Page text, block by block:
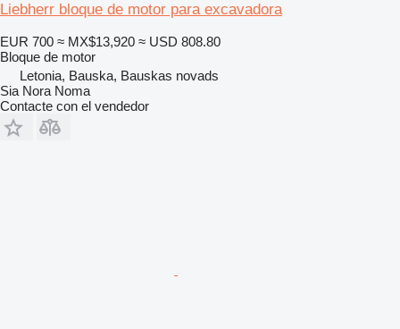
Liebherr bloque de motor para excavadora
EUR 700 ≈ MX$13,920 ≈ USD 808.80
Bloque de motor
Letonia, Bauska, Bauskas novads
Sia Nora Noma
Contacte con el vendedor